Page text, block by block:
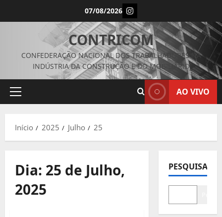
07/08/2026 Instagram
CONTRICOM
CONFEDERAÇÃO NACIONAL DOS TRABALHADORES NA
INDÚSTRIA DA CONSTRUÇÃO E DO MOBILIÁRIO
Menu
AO VIVO
Início 2025 Julho 25
Dia: 25 de Julho,
2025
PESQUISAR